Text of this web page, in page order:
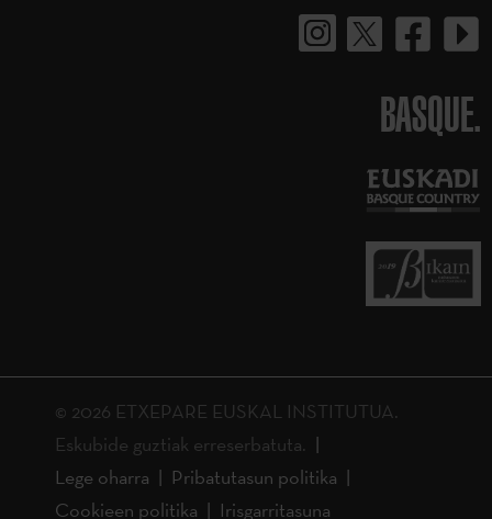
BASQUE.
© 2026 ETXEPARE EUSKAL INSTITUTUA.
Eskubide guztiak erreserbatuta.
Lege oharra
Pribatutasun politika
Cookieen politika
Irisgarritasuna